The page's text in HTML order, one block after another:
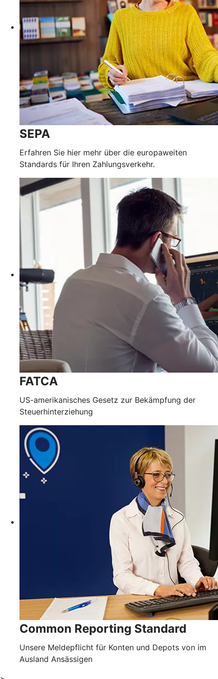
SEPA
Erfahren Sie hier mehr über die europaweiten
Standards für Ihren Zahlungsverkehr.
FATCA
US-amerikanisches Gesetz zur Bekämpfung der
Steuerhinterziehung
Common Reporting Standard
Unsere Meldepflicht für Konten und Depots von im
Ausland Ansässigen